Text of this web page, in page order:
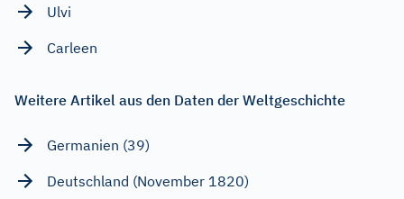
Ulvi
Carleen
Weitere Artikel aus den Daten der Weltgeschichte
Germanien (39)
Deutschland (November 1820)